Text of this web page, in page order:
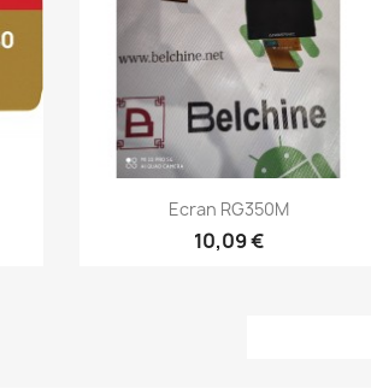
Aperçu rapide
Ecran RG350M
10,09 €